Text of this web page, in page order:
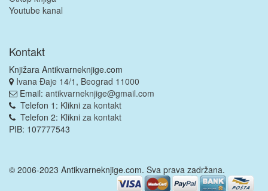
Youtube kanal
Kontakt
Knjižara Antikvarneknjige.com
Ivana Đaje 14/1, Beograd 11000
Email: antikvarneknjige@gmail.com
Telefon 1: Klikni za kontakt
Telefon 2: Klikni za kontakt
PIB: 107777543
© 2006-2023 Antikvarneknjige.com. Sva prava zadržana.